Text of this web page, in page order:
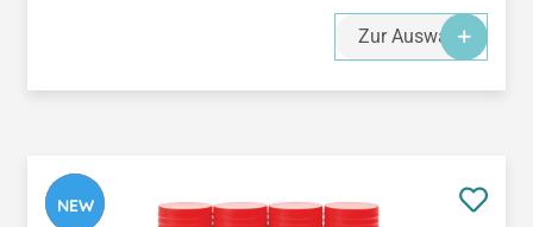
Zur Auswahl
NEW